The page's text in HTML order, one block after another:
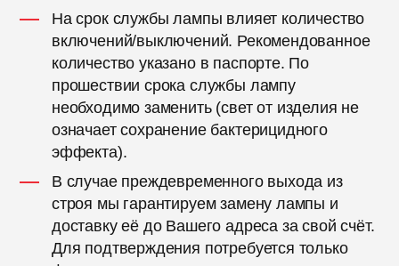
На срок службы лампы влияет количество
включений/выключений. Рекомендованное
количество указано в паспорте. По
прошествии срока службы лампу
необходимо заменить (свет от изделия не
означает сохранение бактерицидного
эффекта).
В случае преждевременного выхода из
строя мы гарантируем замену лампы и
доставку её до Вашего адреса за свой счёт.
Для подтверждения потребуется только